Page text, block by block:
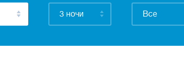
3 ночи Все